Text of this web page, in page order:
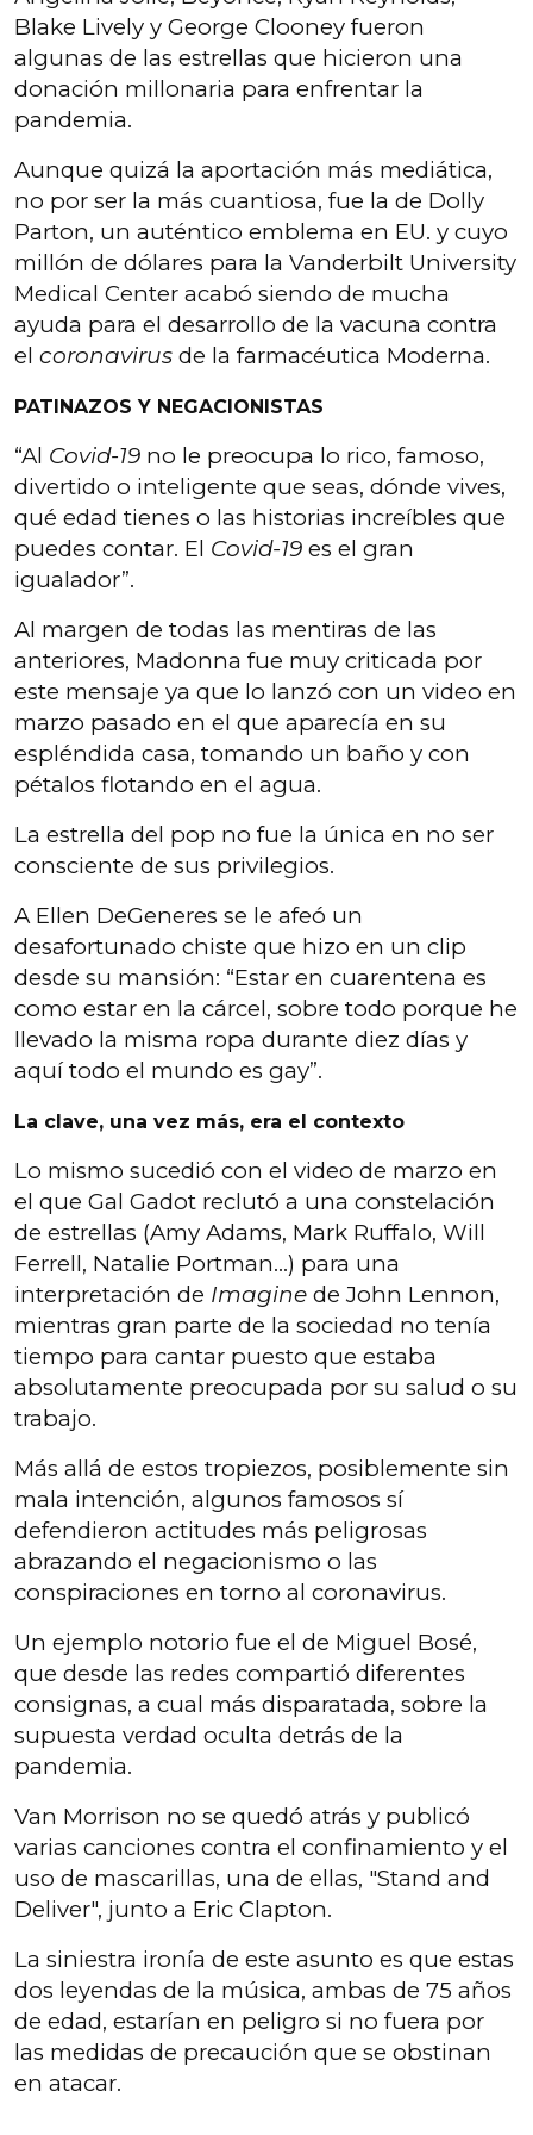
Blake Lively y George Clooney fueron
algunas de las estrellas que hicieron una
donación millonaria para enfrentar la
pandemia.
Aunque quizá la aportación más mediática,
no por ser la más cuantiosa, fue la de Dolly
Parton, un auténtico emblema en EU. y cuyo
millón de dólares para la Vanderbilt University
Medical Center acabó siendo de mucha
ayuda para el desarrollo de la vacuna contra
el coronavirus de la farmacéutica Moderna.
PATINAZOS Y NEGACIONISTAS
“Al Covid-19 no le preocupa lo rico, famoso,
divertido o inteligente que seas, dónde vives,
qué edad tienes o las historias increíbles que
puedes contar. El Covid-19 es el gran
igualador”.
Al margen de todas las mentiras de las
anteriores, Madonna fue muy criticada por
este mensaje ya que lo lanzó con un video en
marzo pasado en el que aparecía en su
espléndida casa, tomando un baño y con
pétalos flotando en el agua.
La estrella del pop no fue la única en no ser
consciente de sus privilegios.
A Ellen DeGeneres se le afeó un
desafortunado chiste que hizo en un clip
desde su mansión: “Estar en cuarentena es
como estar en la cárcel, sobre todo porque he
llevado la misma ropa durante diez días y
aquí todo el mundo es gay”.
La clave, una vez más, era el contexto
Lo mismo sucedió con el video de marzo en
el que Gal Gadot reclutó a una constelación
de estrellas (Amy Adams, Mark Ruffalo, Will
Ferrell, Natalie Portman...) para una
interpretación de Imagine de John Lennon,
mientras gran parte de la sociedad no tenía
tiempo para cantar puesto que estaba
absolutamente preocupada por su salud o su
trabajo.
Más allá de estos tropiezos, posiblemente sin
mala intención, algunos famosos sí
defendieron actitudes más peligrosas
abrazando el negacionismo o las
conspiraciones en torno al coronavirus.
Un ejemplo notorio fue el de Miguel Bosé,
que desde las redes compartió diferentes
consignas, a cual más disparatada, sobre la
supuesta verdad oculta detrás de la
pandemia.
Van Morrison no se quedó atrás y publicó
varias canciones contra el confinamiento y el
uso de mascarillas, una de ellas, "Stand and
Deliver", junto a Eric Clapton.
La siniestra ironía de este asunto es que estas
dos leyendas de la música, ambas de 75 años
de edad, estarían en peligro si no fuera por
las medidas de precaución que se obstinan
en atacar.